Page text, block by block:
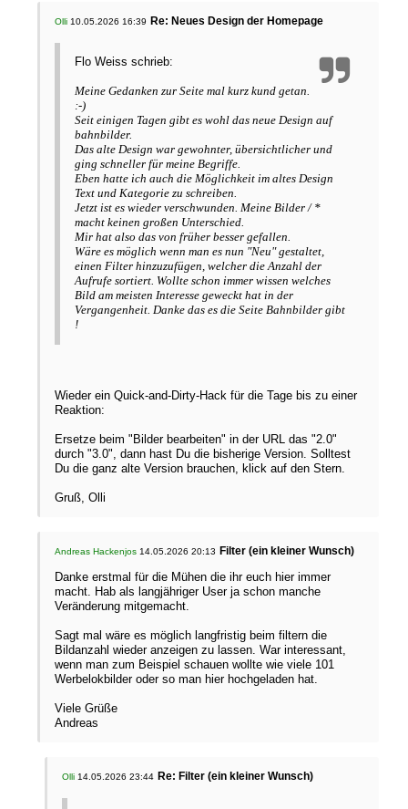
Olli10.05.2026 16:39 Re: Neues Design der Homepage
Flo Weiss schrieb:
Meine Gedanken zur Seite mal kurz kund getan.
:-)
Seit einigen Tagen gibt es wohl das neue Design auf
bahnbilder.
Das alte Design war gewohnter, übersichtlicher und
ging schneller für meine Begriffe.
Eben hatte ich auch die Möglichkeit im altes Design
Text und Kategorie zu schreiben.
Jetzt ist es wieder verschwunden. Meine Bilder / *
macht keinen großen Unterschied.
Mir hat also das von früher besser gefallen.
Wäre es möglich wenn man es nun "Neu" gestaltet,
einen Filter hinzuzufügen, welcher die Anzahl der
Aufrufe sortiert. Wollte schon immer wissen welches
Bild am meisten Interesse geweckt hat in der
Vergangenheit. Danke das es die Seite Bahnbilder gibt
!
Wieder ein Quick-and-Dirty-Hack für die Tage bis zu einer
Reaktion:
Ersetze beim "Bilder bearbeiten" in der URL das "2.0"
durch "3.0", dann hast Du die bisherige Version. Solltest
Du die ganz alte Version brauchen, klick auf den Stern.
Gruß, Olli
Andreas Hackenjos14.05.2026 20:13 Filter (ein kleiner Wunsch)
Danke erstmal für die Mühen die ihr euch hier immer
macht. Hab als langjähriger User ja schon manche
Veränderung mitgemacht.
Sagt mal wäre es möglich langfristig beim filtern die
Bildanzahl wieder anzeigen zu lassen. War interessant,
wenn man zum Beispiel schauen wollte wie viele 101
Werbelokbilder oder so man hier hochgeladen hat.
Viele Grüße
Andreas
Olli 14.05.2026 23:44 Re: Filter (ein kleiner Wunsch)